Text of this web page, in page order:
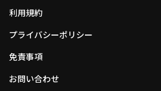
利用規約
プライバシーポリシー
免責事項
お問い合わせ